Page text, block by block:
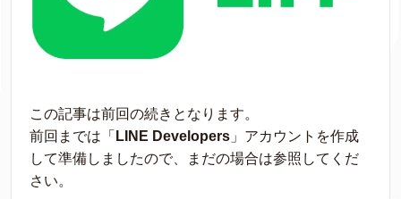
この記事は前回の続きとなります。
前回までは「 LINE Developers 」アカウントを作成
して準備しましたので、まだの場合は参照してくだ
さい。